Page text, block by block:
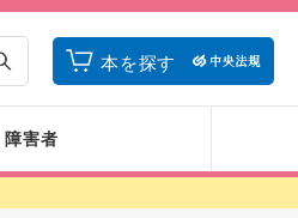
本を探す
障害者